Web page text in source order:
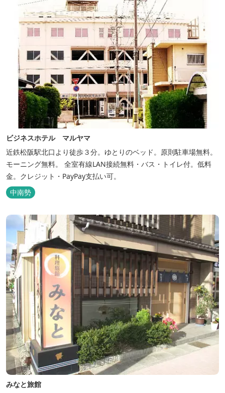
ビジネスホテル マルヤマ
近鉄松阪駅北口より徒歩３分。ゆとりのベッド。原則駐車場無料。
モーニング無料。 全室有線LAN接続無料・バス・トイレ付。低料
金。クレジット・PayPay支払い可。
中南勢
みなと旅館